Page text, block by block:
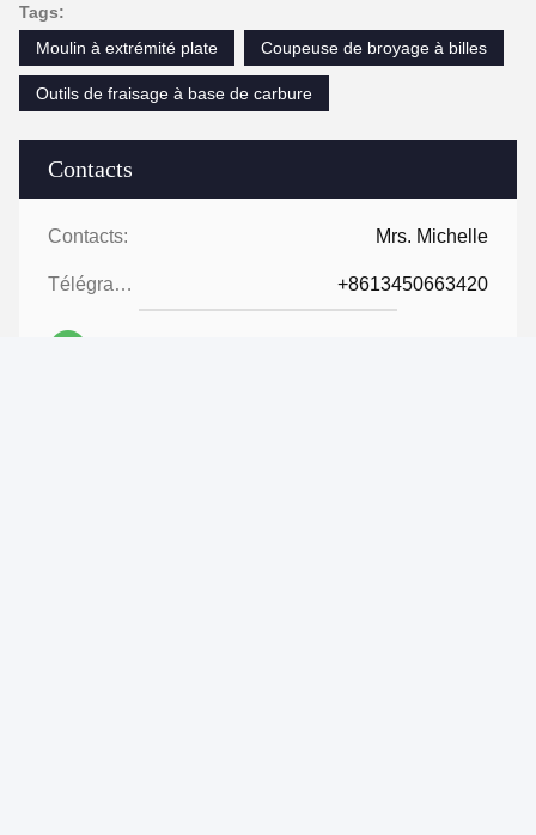
Contacts
Contacts: Mrs. Michelle
Télégramme: +8613450663420
Tags:
Moulin à extrémité plate
Coupeuse de broyage à billes
Outils de fraisage à base de carbure